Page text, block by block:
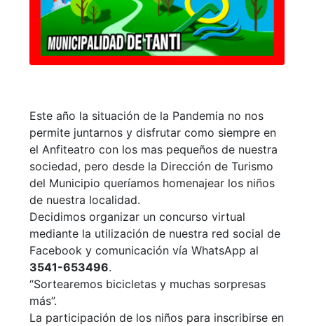
Este año la situación de la Pandemia no nos
permite juntarnos y disfrutar como siempre en
el Anfiteatro con los mas pequeños de nuestra
sociedad, pero desde la Dirección de Turismo
del Municipio queríamos homenajear los niños
de nuestra localidad.
Decidimos organizar un concurso virtual
mediante la utilización de nuestra red social de
Facebook y comunicación vía WhatsApp al
3541-653496.
“Sortearemos bicicletas y muchas sorpresas
más”.
La participación de los niños para inscribirse en